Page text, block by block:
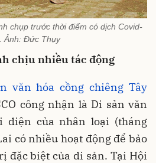
chụp trước thời điểm có dịch Covid-
Ảnh: Đức Thụy
chịu nhiều tác động
văn hóa cồng chiêng Tây
công nhận là Di sản văn
diện của nhân loại (tháng
có nhiều hoạt động để bảo
đặc biệt của di sản. Tại Hội